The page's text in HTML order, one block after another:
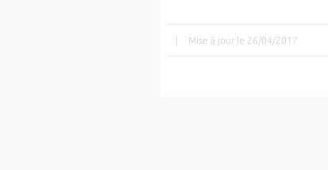
| Mise à jour le 26/04/2017